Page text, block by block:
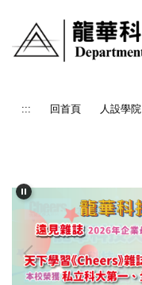
主
要
::: 回首頁 人設學院